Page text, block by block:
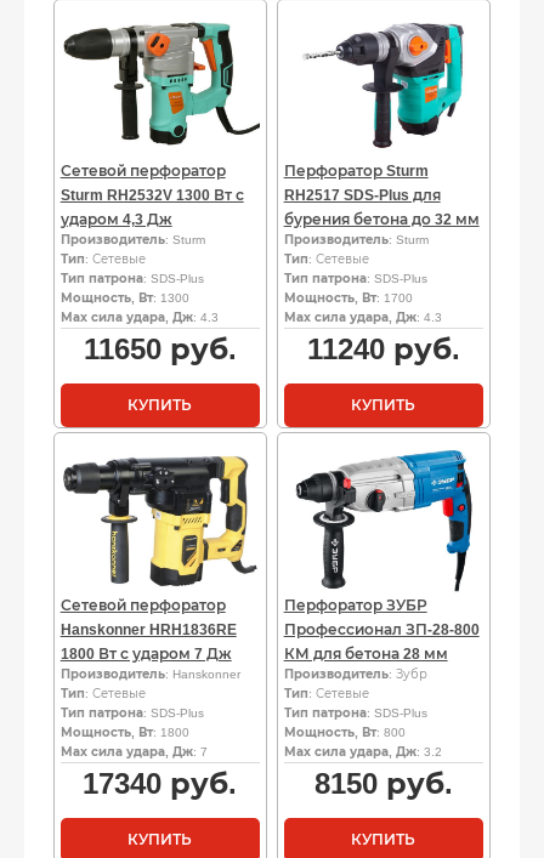
Сетевой перфоратор
Sturm RH2532V 1300 Вт с
ударом 4,3 Дж
Производитель: Sturm
Тип: Сетевые
Тип патрона: SDS-Plus
Мощность, Вт: 1300
Мах сила удара, Дж: 4.3
11650руб.
КУПИТЬ
Перфоратор Sturm
RH2517 SDS-Plus для
бурения бетона до 32 мм
Производитель: Sturm
Тип: Сетевые
Тип патрона: SDS-Plus
Мощность, Вт: 1700
Мах сила удара, Дж: 4.3
11240руб.
КУПИТЬ
Сетевой перфоратор
Hanskonner HRH1836RE
1800 Вт с ударом 7 Дж
Производитель: Hanskonner
Тип: Сетевые
Тип патрона: SDS-Plus
Мощность, Вт: 1800
Мах сила удара, Дж: 7
17340 руб.
КУПИТЬ
Перфоратор ЗУБР
Профессионал ЗП-28-800
КМ для бетона 28 мм
Производитель: Зубр
Тип: Сетевые
Тип патрона: SDS-Plus
Мощность, Вт: 800
Мах сила удара, Дж: 3.2
8150руб.
КУПИТЬ